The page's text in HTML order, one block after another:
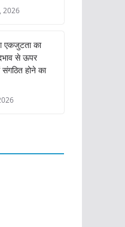
2026
एकजुटता का
से ऊपर
संगठित होने का